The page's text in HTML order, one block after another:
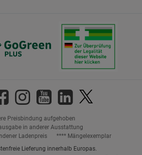
Preisbindung aufgehoben
in anderer Ausstattung
Ladenpreis
**** Mängelexemplar
Lieferung innerhalb Europas.